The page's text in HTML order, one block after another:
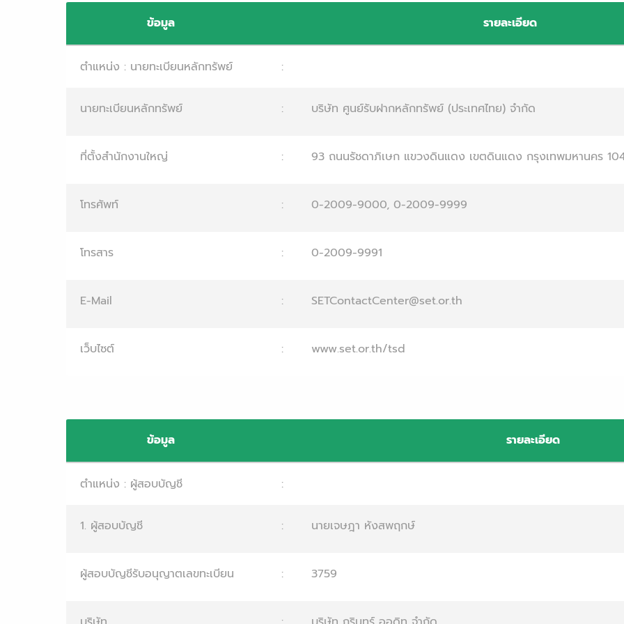
ข้อมูล รายละเอียด
ตำแหน่ง : นายทะเบียนหลักทรัพย์ :
นายทะเบียนหลักทรัพย์ : บริษัท ศูนย์รับฝากหลักทรัพย์ (ประเทศไทย) จำกัด
ที่ตั้งสำนักงานใหญ่ : 93 ถนนรัชดาภิเษก แขวงดินแดง เขตดินแดง กรุงเทพมหานคร
โทรศัพท์ : 0-2009-9000, 0-2009-9999
โทรสาร : 0-2009-9991
E-Mail : SETContactCenter@set.or.th
เว็บไซต์ : www.set.or.th/tsd
ข้อมูล รายละเอียด
ตำแหน่ง : ผู้สอบบัญชี :
1. ผู้สอบบัญชี : นายเจษฎา หังสพฤกษ์
ผู้สอบบัญชีรับอนุญาตเลขทะเบียน : 3759